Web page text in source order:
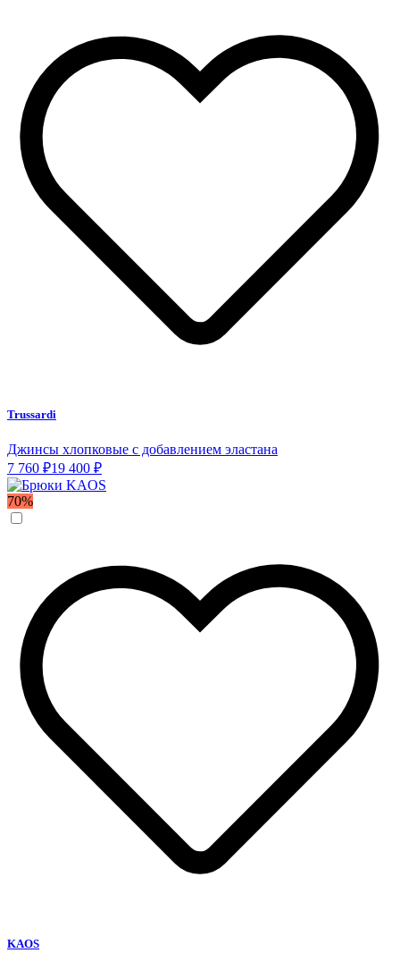
Trussardi
Джинсы хлопковые с добавлением эластана
7 760 ₽19 400 ₽
70%
KAOS